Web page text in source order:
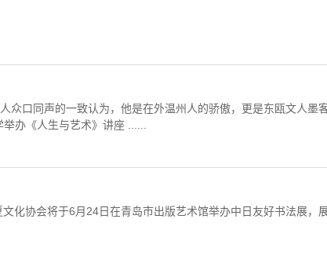
众口同声的一致认为，他是在外温州人的骄傲，更是东瓯文人墨
办《人生与艺术》讲座 ......
化协会将于6月24日在青岛市出版艺术馆举办中日友好书法展，